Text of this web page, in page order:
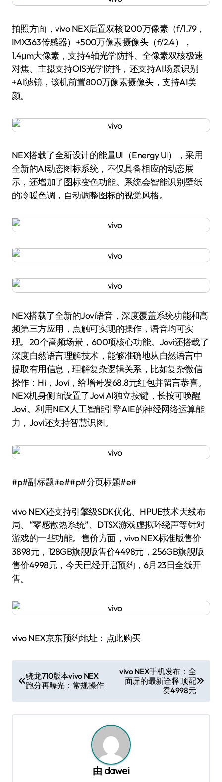
拍照方面，vivo NEX后置双核1200万像素（f/1.79，
IMX363传感器）+500万像素摄像头（f/2.4），
1.4μm大像素，支持4轴光学防抖、全像素双核极速
对焦、主摄支持OIS光学防抖，还支持AI场景识别
+AI滤镜，该机前置800万像素摄像头，支持AI美
颜。
NEX搭载了全新设计的能量UI（Energy UI），采用
全新的AI动态图标系统，不仅具备相应的动态展
示，还增加了图标变色功能。系统会智能识别壁纸
的冷暖色调，自动调整图标的视觉风格。
NEX搭载了全新的Jovi语音，深度覆盖系统功能和高
频第三方应用，点触可实现的操作，语音均可实
现。20个高频场景，600项核心功能。Jovi还搭载了
深度自然语言理解技术，能够准确地从自然语言中
提取有用信息，理解复杂逻辑关系，比如复杂微信
操作：Hi，Jovi，给增哥发68.8元红包并留言恭喜。
NEX机身侧面设置了Jovi AI独立按键，长按可唤醒
Jovi。利用NEX人工智能引擎AIE的神经网络运算能
力，Jovi还支持智慧识图。
#p#副标题#e##p#分页标题#e#
vivo NEX还支持引擎级SDK优化、HPUE技术天线布
局、“零感散热系统”、DTSX游戏虚拟环绕声等针对
游戏的一些功能。售价方面，vivo NEX标准版售价
3898元，128GB旗舰版售价4498元，256GB旗舰版
售价4998元，今天已经开启预约，6月23日全线开
售。
vivo NEX京东预约地址：点此购买
章
导
航
骁龙710版本vivo NEX
跑分再曝光：常规操作
vivo NEX手机发布：全
面屏的最新诠释 顶配
卖4998元
由 dawei